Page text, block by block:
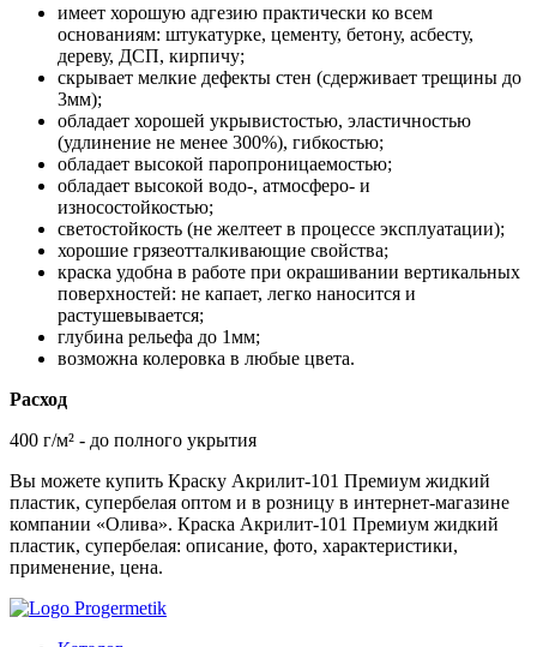
имеет хорошую адгезию практически ко всем
основаниям: штукатурке, цементу, бетону, асбесту,
дереву, ДСП, кирпичу;
скрывает мелкие дефекты стен (сдерживает трещины до
3мм);
обладает хорошей укрывистостью, эластичностью
(удлинение не менее 300%), гибкостью;
обладает высокой паропроницаемостью;
обладает высокой водо-, атмосферо- и
износостойкостью;
светостойкость (не желтеет в процессе эксплуатации);
хорошие грязеотталкивающие свойства;
краска удобна в работе при окрашивании вертикальных
поверхностей: не капает, легко наносится и
растушевывается;
глубина рельефа до 1мм;
возможна колеровка в любые цвета.
Расход
400 г/м² - до полного укрытия
Вы можете купить Краску Акрилит-101 Премиум жидкий
пластик, супербелая оптом и в розницу в интернет-магазине
компании «Олива». Краска Акрилит-101 Премиум жидкий
пластик, супербелая: описание, фото, характеристики,
применение, цена.